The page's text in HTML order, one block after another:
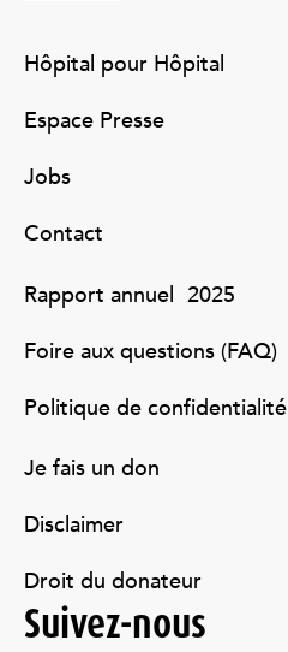
Hôpital pour Hôpital
Espace Presse
Jobs
Contact
Rapport annuel 2025
Foire aux questions (FAQ)
Politique de confidentialité
Je fais un don
Disclaimer
Droit du donateur
Suivez-nous